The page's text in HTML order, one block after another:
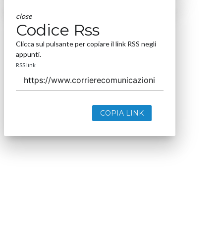
close
Codice Rss
Clicca sul pulsante per copiare il link RSS negli
appunti.
RSS link
COPIA LINK